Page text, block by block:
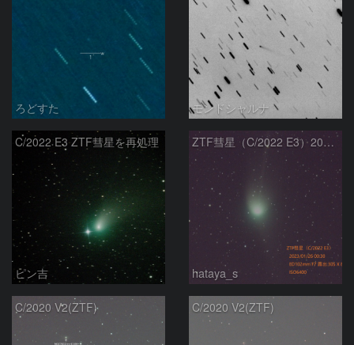
ろどすた モンドシャルナ
C/2022 E3 ZTF彗星を再処理
ピン吉
ZTF彗星（C/2022 E3）2023/01/26
hataya_s
C/2020 V2(ZTF) C/2020 V2(ZTF)